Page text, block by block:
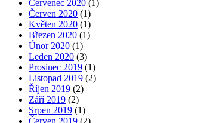
Červenec 2020 (1)
Červen 2020 (1)
Květen 2020 (1)
Březen 2020 (1)
Únor 2020 (1)
Leden 2020 (3)
Prosinec 2019 (1)
Listopad 2019 (2)
Říjen 2019 (2)
Září 2019 (2)
Srpen 2019 (1)
Červen 2019 (2)